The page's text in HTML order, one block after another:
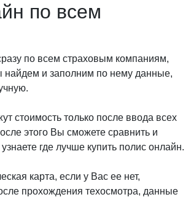
по всем
по всем страховым компаниям,
найдем и заполним по нему данные,
стоимость только после ввода всех
этого Вы сможете сравнить и
где лучше купить полис онлайн.
карта, если у Вас ее нет,
прохождения техосмотра, данные